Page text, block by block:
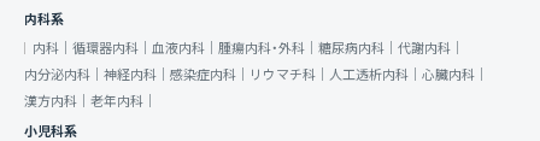
内科系
内科｜ 循環器内科｜ 血液内科｜ 腫瘍内科・外科｜ 糖尿病内科｜ 代謝内科｜
内分泌内科｜ 神経内科｜ 感染症内科｜ リウマチ科｜ 人工透析内科｜ 心臓内科｜
漢方内科｜ 老年内科｜
小児科系